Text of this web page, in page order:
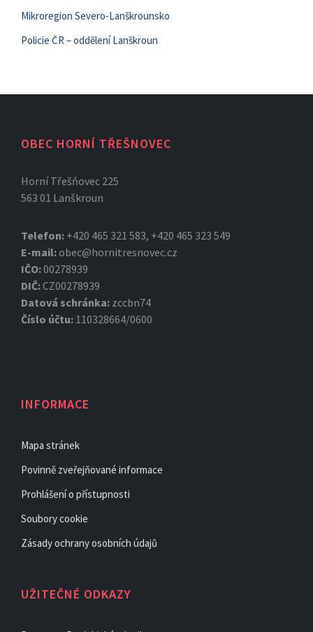
Mikroregion Severo-Lanškrounsko
Policie ČR – oddělení Lanškroun
OBEC HORNÍ TŘEŠNOVEC
Horní Třešňovec 225
563 01 Lanškroun
Telefon: +420 465 321 583, +420 465 323 549
E-mail:obec@hornitresnovec.cz
IČO:00278939
DIČ:CZ00278939
Datová schránka: zccbn74
Číslo účtu: 110328664/0600
INFORMACE
Mapa stránek
Povinně zveřejňované informace
Prohlášení o přístupnosti
Soubory cookie
Zásady ochrany osobních údajů
UŽITEČNÉ ODKAZY